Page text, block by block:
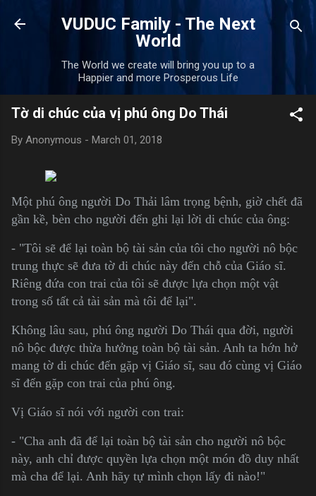
Skip to main content
VUDUC Family - The Next
World
The World we create will bring you up to a
Happier and more Prosperous Life
Tờ di chúc của vị phú ông Do Thái
By Anonymous - March 01, 2018
Một phú ông người Do Thải lâm trọng bệnh, giờ chết đã
gần kề, bèn cho người đến ghi lại lời di chúc của ông:
- "Tôi sẽ để lại toàn bộ tài sản của tôi cho người nô bộc
trung thực sẽ đưa tờ di chúc này đến chỗ của Giáo sĩ.
Riêng đứa con trai của tôi sẽ được lựa chọn một vật
trong số tất cả tài sản mà tôi để lại".
Không lâu sau, phú ông người Do Thái qua đời, người
nô bộc được thừa hưởng toàn bộ tài sản. Anh ta hớn hở
mang tờ di chúc đến gặp vị Giáo sĩ, sau đó cùng vị Giáo
sĩ đến gặp con trai của phú ông.
Vị Giáo sĩ nói với người con trai:
- "Cha anh đã để lại toàn bộ tài sản cho người nô bộc
này, anh chỉ được quyền lựa chọn một món đồ duy nhất
mà cha để lại. Anh hãy tự mình chọn lấy đi nào!"